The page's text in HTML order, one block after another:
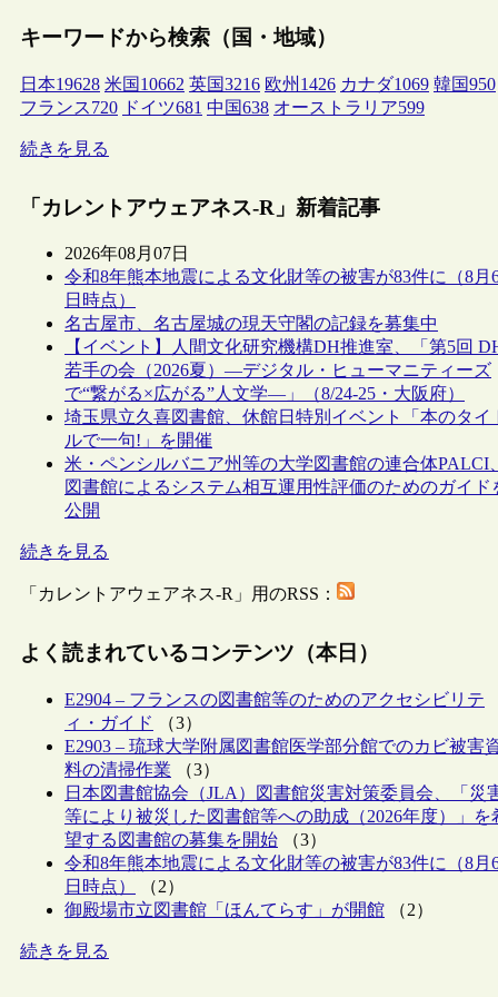
キーワードから検索（国・地域）
日本19628 米国 10662 英国3216 欧州 1426 カナダ1069 韓国950
フランス720 ドイツ681 中国638 オーストラリア599
続きを見る
「カレントアウェアネス-R」新着記事
2026年08月07日
令和8年熊本地震による文化財等の被害が83件に（8月
日時点）
名古屋市、名古屋城の現天守閣の記録を募集中
【イベント】人間文化研究機構DH推進室、「第5回
若手の会（2026夏）―デジタル・ヒューマニティーズ
で“繋がる×広がる”人文学―」（8/24-25・大阪府）
埼玉県立久喜図書館、休館日特別イベント「本のタイ
ルで一句!」を開催
米・ペンシルバニア州等の大学図書館の連合体PALCI、
図書館によるシステム相互運用性評価のためのガイド
公開
続きを見る
「カレントアウェアネス-R」用のRSS：
よく読まれているコンテンツ（本日）
E2904 – フランスの図書館等のためのアクセシビリテ
ィ・ガイド
（3）
E2903 – 琉球大学附属図書館医学部分館でのカビ被害
料の清掃作業 （3）
日本図書館協会（JLA）図書館災害対策委員会、「災
等により被災した図書館等への助成（2026年度）」を
望する図書館の募集を開始 （3）
令和8年熊本地震による文化財等の被害が83件に（8月
日時点）
（2）
御殿場市立図書館「ほんてらす」が開館 （2）
続きを見る